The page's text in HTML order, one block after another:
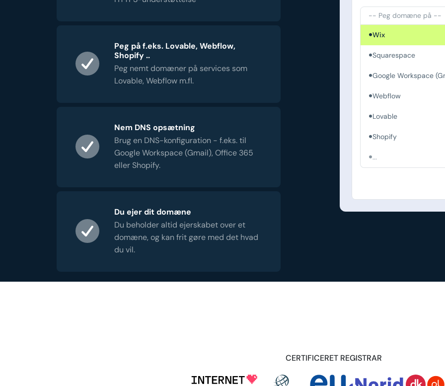
Peg på f.eks. Lovable, Webflow,
Shopify ..
Peg nemt domæner på services som
Lovable, Webflow m.fl.
Nem DNS opsætning
Brug en DNS-konfiguration - f.eks. til
Google Workspace (Gmail), Office 365
eller Shopify.
Du ejer dit domæne
Du beholder altid ejerskabet over et
domæne, og kan frit gøre med det hvad
du vil.
-- Peg domæne på --
Wix
Squarespace
Google Workspace
Webflow
Lovable
Shopify
...
CERTIFICERET REGISTRAR